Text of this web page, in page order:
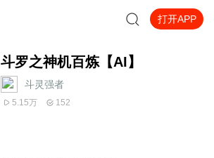
打开APP
斗罗之神机百炼【AI】
斗灵强者
5.15万 152